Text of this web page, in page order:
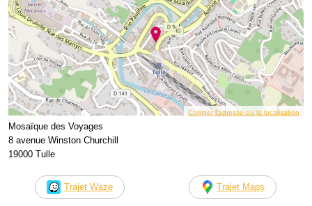
Corriger l’adresse ou la localisation
Mosaïque des Voyages
8 avenue Winston Churchill
19000 Tulle
Trajet Waze Trajet Maps